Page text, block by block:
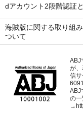
dアカウント2段階認証
海賊版に関する取り組
ついて
ABJ
が
信
ABJ
の
→